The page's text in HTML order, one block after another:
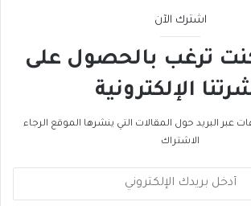
اشترك الآن
ترغب بالحصول على
الإلكترونية
عبر البريد حول المقالات التي ينشرها الموقع الرجاء
الاشتراك